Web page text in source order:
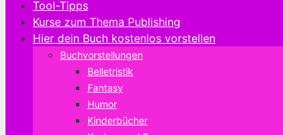
Tool-Tipps
Kurse zum Thema Publishing
Hier dein Buch kostenlos vorstellen
Buchvorstellungen
Belletristik
Fantasy
Humor
Kinderbücher